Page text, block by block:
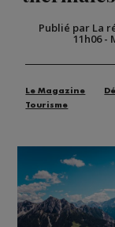
Publié par La
11h06-
Le Magazine
Tourisme